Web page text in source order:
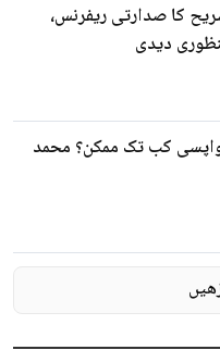
کی تشریح کا صدارتی ریفرنس،
دیدی
کب تک ممکن؟ محمد